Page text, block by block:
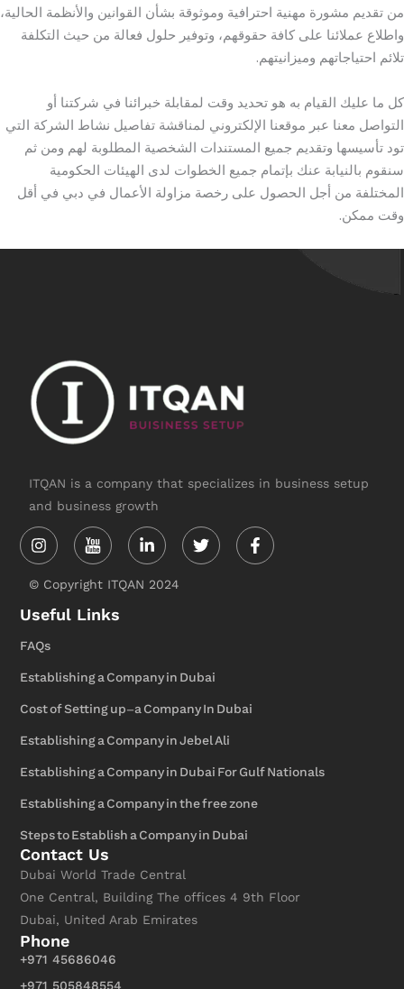
من تقديم مشورة مهنية احترافية وموثوقة بشأن القوانين والأنظمة الحالية،
واطلاع عملائنا على كافة حقوقهم، وتوفير حلول فعالة من حيث التكلفة
تلائم احتياجاتهم وميزانيتهم.
كل ما عليك القيام به هو تحديد وقت لمقابلة خبرائنا في شركتنا أو
التواصل معنا عبر موقعنا الإلكتروني لمناقشة تفاصيل نشاط الشركة التي
تود تأسيسها وتقديم جميع المستندات الشخصية المطلوبة لهم ومن ثم
سنقوم بالنيابة عنك بإتمام جميع الخطوات لدى الهيئات الحكومية
المختلفة من أجل الحصول على رخصة مزاولة الأعمال في دبي في أقل
وقت ممكن.
ITQAN is a company that specializes in business setup
and business growth
Instagram Linkedin-
in
TwitterFacebook-
f
© Copyright ITQAN 2024
Useful Links
FAQs
Establishing a Company in Dubai
Cost of Setting up-a Company In Dubai
Establishing a Company in Jebel Ali
Establishing a Company in Dubai For Gulf Nationals
Establishing a Company in the free zone
Steps to Establish a Company in Dubai
Contact Us
Dubai World Trade Central
One Central, Building The offices 4 9th Floor
Dubai, United Arab Emirates
Phone
+971 45686046
+971 505848554